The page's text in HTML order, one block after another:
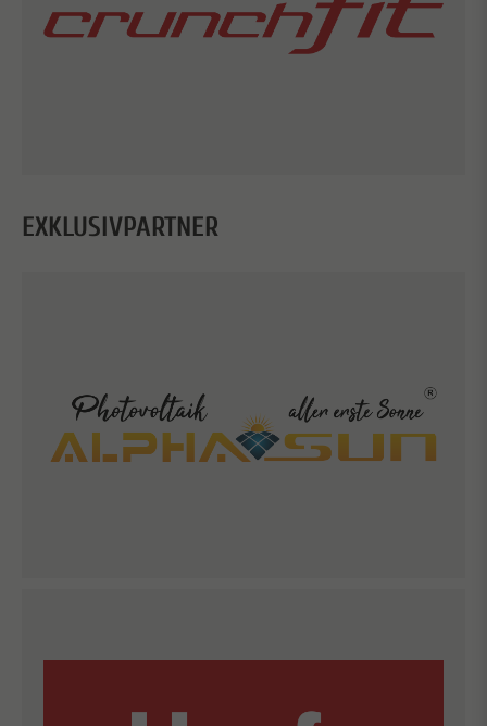
EXKLUSIVPARTNER